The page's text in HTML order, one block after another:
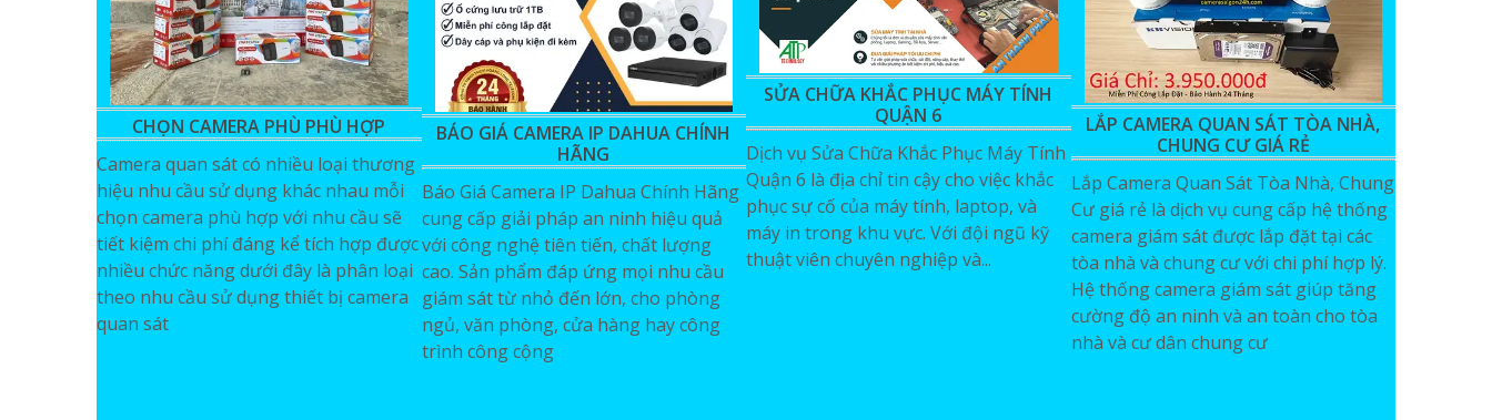
CHỌN CAMERA PHÙ PHÙ HỢP
Camera quan sát có nhiều loại thương
hiệu nhu cầu sử dụng khác nhau mỗi
chọn camera phù hợp với nhu cầu sẽ
tiết kiệm chi phí đáng kể tích hợp được
nhiều chức năng dưới đây là phân loại
theo nhu cầu sử dụng thiết bị camera
quan sát
BÁO GIÁ CAMERA IP DAHUA CHÍNH
HÃNG
Báo Giá Camera IP Dahua Chính Hãng
cung cấp giải pháp an ninh hiệu quả
với công nghệ tiên tiến, chất lượng
cao. Sản phẩm đáp ứng mọi nhu cầu
giám sát từ nhỏ đến lớn, cho phòng
ngủ, văn phòng, cửa hàng hay công
trình công cộng
SỬA CHỮA KHẮC PHỤC MÁY TÍNH
QUẬN 6
Dịch vụ Sửa Chữa Khắc Phục Máy Tính
Quận 6 là địa chỉ tin cậy cho việc khắc
phục sự cố của máy tính, laptop, và
máy in trong khu vực. Với đội ngũ kỹ
thuật viên chuyên nghiệp và...
LẮP CAMERA QUAN SÁT TÒA NHÀ,
CHUNG CƯ GIÁ RẺ
Lắp Camera Quan Sát Tòa Nhà, Chung
Cư giá rẻ là dịch vụ cung cấp hệ thống
camera giám sát được lắp đặt tại các
tòa nhà và chung cư với chi phí hợp lý.
Hệ thống camera giám sát giúp tăng
cường độ an ninh và an toàn cho tòa
nhà và cư dân chung cư